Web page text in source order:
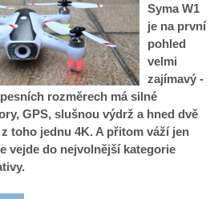
Syma W1
je na první
pohled
velmi
zajímavý -
rozměrech má silné
GPS, slušnou výdrž a hned dvě
toho jednu 4K. A přitom váží jen
vejde do nejvolnější kategorie